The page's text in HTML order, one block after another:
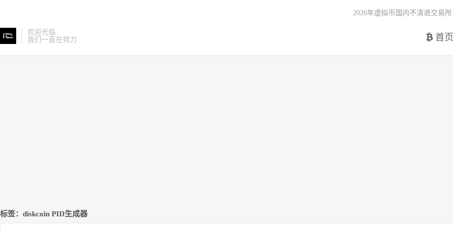
欢迎光临
我们一直在努力
首页
2026年虚拟币国内不清退交易所
标签：diskcoin PID生成器